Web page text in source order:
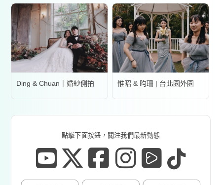
Ding & Chuan｜婚紗側拍 惟昭 & 昀珊 | 台北園外園
點擊下面按鈕，關注我們最新動態